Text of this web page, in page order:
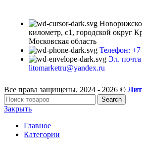
километр, с1, городской округ
Московская область
Телефон: +7
Эл. почта
litomarketru@yandex.ru
Все права защищены. 2024 - 2026 ©
Search
Закрыть
Главное
Категории